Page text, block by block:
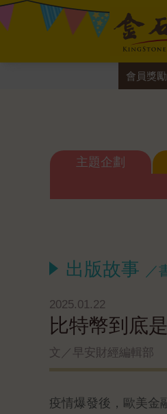
會員獎勵
主題企劃
出版故事 ／
2025.01.22
比特幣到底
文／早安財經編輯部
疫情爆發後，歐美金